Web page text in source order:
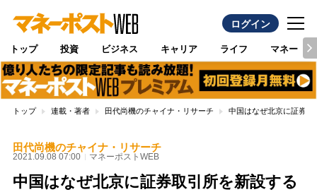
ログイン
トップ 投資 ビジネス キャリア ライフ マネー
トップ 連載・著者 田代尚機のチャイナ・リサーチ 中国はなぜ北京に証券
田代尚機のチャイナ・リサーチ
2021.09.08 07:00 マネーポストWEB
中国はなぜ北京に証券取引所を新設する